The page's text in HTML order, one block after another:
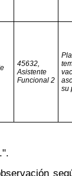
45632,
Asistente
Funcional 2
su
.".